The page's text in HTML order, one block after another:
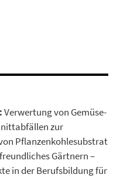
Verwertung von Gemüse-
zur
Pflanzenkohlesubstrat
Gärtnern –
in der Berufsbildung für